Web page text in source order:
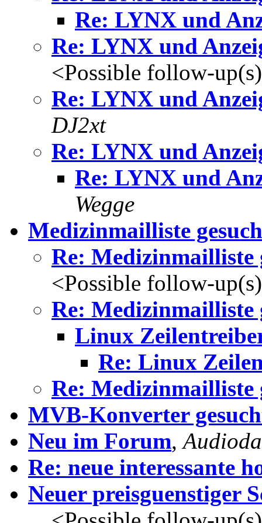
Re: LYNX und
Re: LYNX und
<Possible follow-
Re: LYNX und
DJ2xt
Re: LYNX und
Re: LYNX und
Wegge
Medizinmailliste
Re: Medizinmailliste
<Possible follow-
Re: Medizinmailliste
Linux
Re: Linux
Re: Medizinmailliste
MVB-Konverter
Neu im Forum,
Re: neue interessante
Neuer preisguenstiger